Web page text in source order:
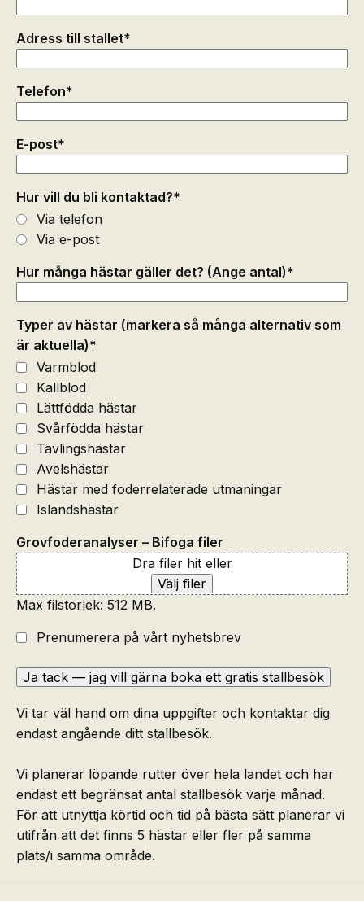
Adress till stallet*
Telefon*
E-post*
Hur vill du bli kontaktad?*
Via telefon
Via e-post
Hur många hästar gäller det? (Ange antal)*
Typer av hästar (markera så många alternativ som
är aktuella)*
Varmblod
Kallblod
Lättfödda hästar
Svårfödda hästar
Tävlingshästar
Avelshästar
Hästar med foderrelaterade utmaningar
Islandshästar
Grovfoderanalyser – Bifoga filer
Dra filer hit eller
Välj filer
Max filstorlek: 512 MB.
Nyhedsbrev
Prenumerera på vårt nyhetsbrev
Vi tar väl hand om dina uppgifter och kontaktar dig
endast angående ditt stallbesök.
Vi planerar löpande rutter över hela landet och har
endast ett begränsat antal stallbesök varje månad.
För att utnyttja körtid och tid på bästa sätt planerar vi
utifrån att det finns 5 hästar eller fler på samma
plats/i samma område.